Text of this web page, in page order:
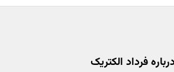
فرداد الکتریک